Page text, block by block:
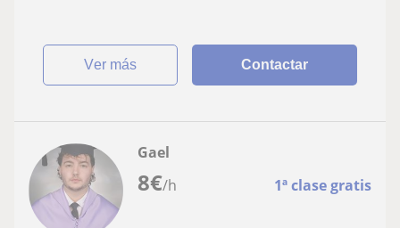
ver más Contactar
8€/h 1ª clase gratis
Gael